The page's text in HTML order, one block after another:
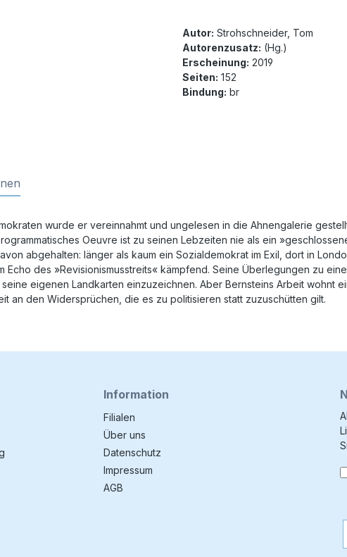
Autor: Strohschneider, Tom
Autorenzusatz: (Hg.)
Erscheinung: 2019
Seiten: 152
Bindung: br
wurde er vereinnahmt und ungelesen in die Ahnengalerie
Oeuvre ist zu seinen Lebzeiten nie als ein
abgehalten: länger als kaum ein Sozialdemokrat im Exil, dort in
des »Revisionismusstreits« kämpfend. Seine Überlegungen zu
eigenen Landkarten einzuzeichnen. Aber Bernsteins Arbeit wohnt
an den Widersprüchen, die es zu politisieren statt zuzuschütten gilt.
Information
Filialen
Über uns
Datenschutz
Impressum
AGB